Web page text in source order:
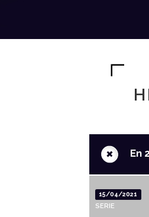
+ En
15/04/2021
SERIE